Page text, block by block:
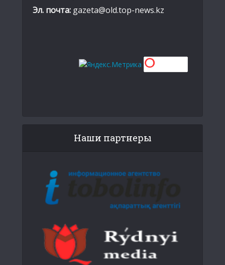
Эл. почта: gazeta@old.top-news.kz
Наши партнеры